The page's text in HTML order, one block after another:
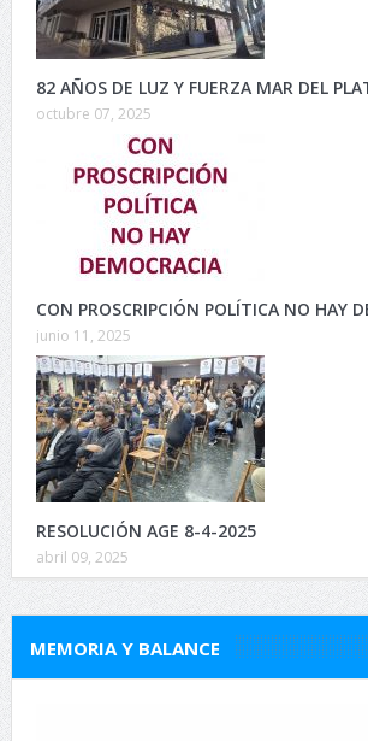
82 AÑOS DE LUZ Y FUERZA MAR DEL
octubre 07, 2025
CON PROSCRIPCIÓN POLÍTICA NO HAY
junio 11, 2025
RESOLUCIÓN AGE 8-4-2025
abril 09, 2025
MEMORIA Y BALANCE